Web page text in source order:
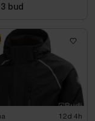
3 bud
12d 4h